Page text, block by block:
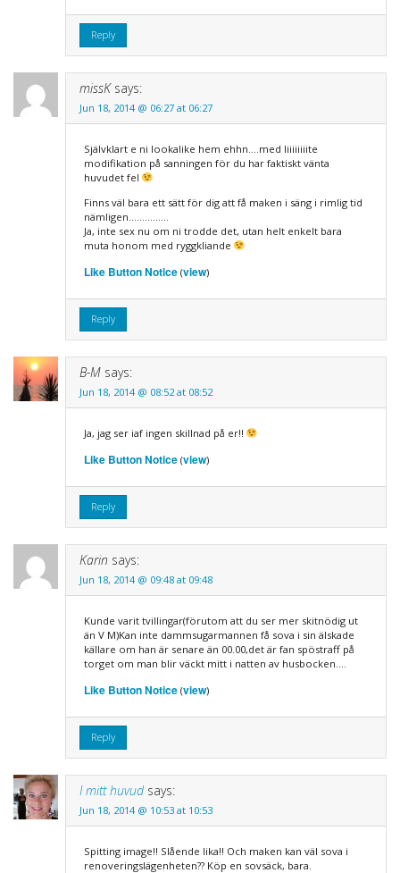
Reply
missK says:
Jun 18, 2014 @ 06:27 at 06:27
Självklart e ni lookalike hem ehhn….med liiiiiiiite
modifikation på sanningen för du har faktiskt vänta
huvudet fel
Finns väl bara ett sätt för dig att få maken i säng i rimlig tid
nämligen……………
Ja, inte sex nu om ni trodde det, utan helt enkelt bara
muta honom med ryggkliande
Like Button Notice(view)
Reply
B-M says:
Jun 18, 2014 @ 08:52 at 08:52
Ja, jag ser iaf ingen skillnad på er!!
Like Button Notice(view)
Reply
Karin says:
Jun 18, 2014 @ 09:48 at 09:48
Kunde varit tvillingar(förutom att du ser mer skitnödig ut
än V M)Kan inte dammsugarmannen få sova i sin älskade
källare om han är senare än 00.00,det är fan spöstraff på
torget om man blir väckt mitt i natten av husbocken….
Like Button Notice(view)
Reply
I mitt huvud says:
Jun 18, 2014 @ 10:53 at 10:53
Spitting image!! Slående lika!! Och maken kan väl sova i
renoveringslägenheten?? Köp en sovsäck, bara.